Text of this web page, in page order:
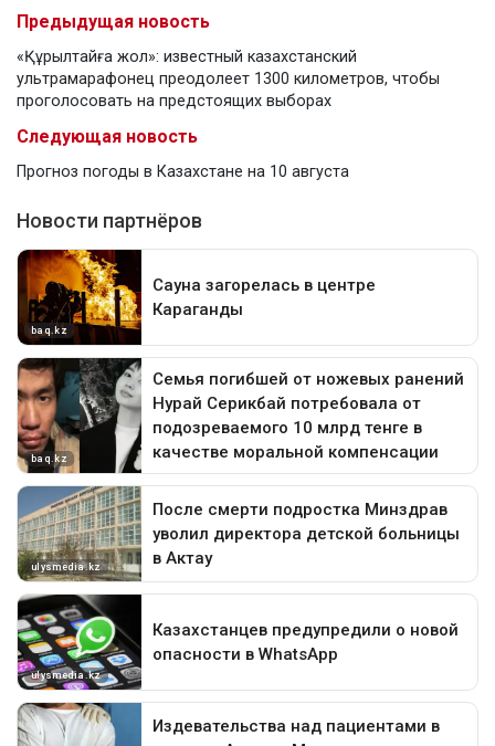
Предыдущая новость
«Құрылтайға жол»: известный казахстанский
ультрамарафонец преодолеет 1300 километров, чтобы
проголосовать на предстоящих выборах
Следующая новость
Прогноз погоды в Казахстане на 10 августа